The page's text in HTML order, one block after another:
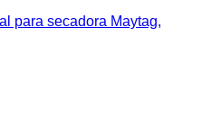
para secadora Maytag,